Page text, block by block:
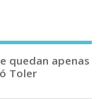
quedan apenas
Toler